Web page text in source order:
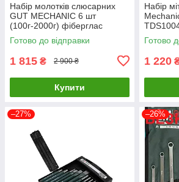
Набір молотків слюсарних
GUT MECHANIC 6 шт
(100г-2000г) фіберглас
LHS10006
Готово до відправки
1 815 ₴ 2 900 ₴
Купити
Набір
Готово
1 220
–27% –26%